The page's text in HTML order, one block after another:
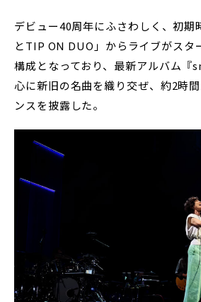
デビュー40周年にふさわしく、初期
とTIP ON DUO」からライブがスタ
構成となっており、最新アルバム『
心に新旧の名曲を織り交ぜ、約2時
ンスを披露した。